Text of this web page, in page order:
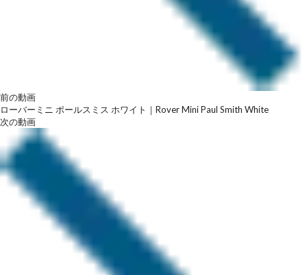
前の動画
ローバーミニ ポールスミス ホワイト｜Rover Mini Paul Smith White
次の動画